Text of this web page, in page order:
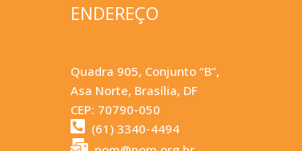
ENDEREÇO
Quadra 905, Conjunto “B”,
Asa Norte, Brasília, DF
CEP: 70790-050
(61) 3340-4494